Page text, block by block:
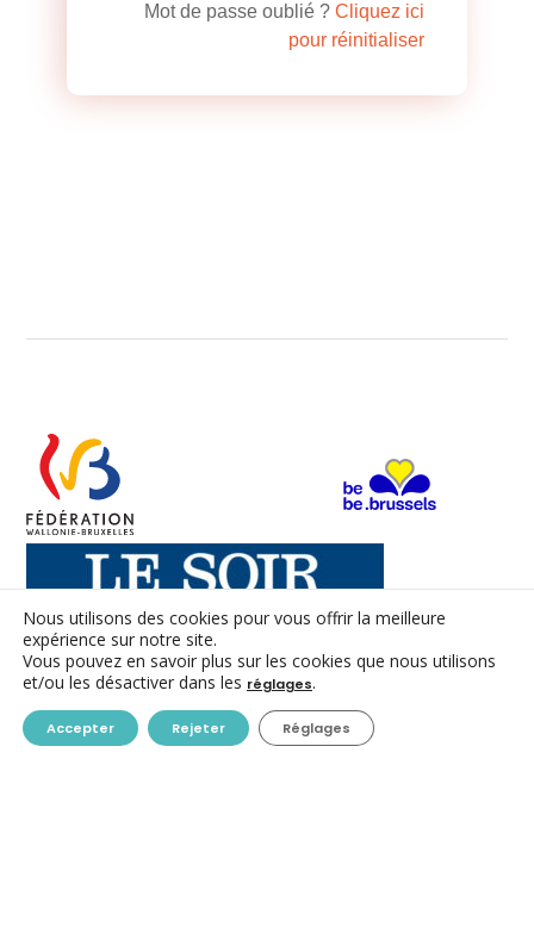
Mot de passe oublié ?Cliquez ici
pour réinitialiser
CONTACT
Nous utilisons des cookies pour vous offrir la meilleure
expérience sur notre site.
Vous pouvez en savoir plus sur les cookies que nous utilisons
et/ou les désactiver dans les réglages.
Accepter Rejeter Réglages